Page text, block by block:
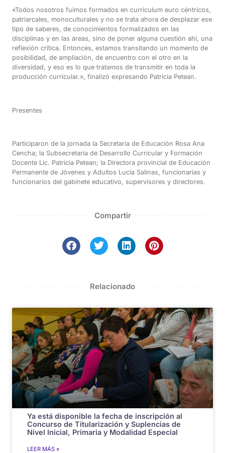
«Todos nosotros fuimos formados en currículum euro céntricos,
patriarcales, monoculturales y no se trata ahora de desplazar ese
tipo de saberes, de conocimientos formalizados en las
disciplinas y en las áreas, sino de poner alguna cuestión ahí, una
reflexión crítica. Entonces, estamos transitando un momento de
posibilidad, de ampliación, de encuentro con el otro en la
diversidad, y eso es lo que tratamos de transmitir en toda la
producción curricular.», finalizó expresando Patricia Petean.
Presentes
Participaron de la jornada la Secretaria de Educación Rosa Ana
Cencha; la Subsecretaria de Desarrollo Curricular y Formación
Docente Lic. Patricia Petean; la Directora provincial de Educación
Permanente de Jóvenes y Adultos Lucía Salinas, funcionarias y
funcionarios del gabinete educativo, supervisores y directores.
Compartir
Relacionado
Ya está disponible la fecha de inscripción al
Concurso de Titularización y Suplencias de
Nivel Inicial, Primaria y Modalidad Especial
LEER MÁS »